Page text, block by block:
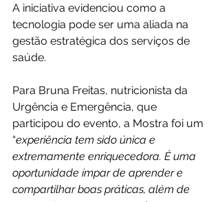
A iniciativa evidenciou como a
tecnologia pode ser uma aliada na
gestão estratégica dos serviços de
saúde.
Para Bruna Freitas, nutricionista da
Urgência e Emergência, que
participou do evento, a Mostra foi um
“experiência tem sido única e
extremamente enriquecedora. É uma
oportunidade ímpar de aprender e
compartilhar boas práticas, além de